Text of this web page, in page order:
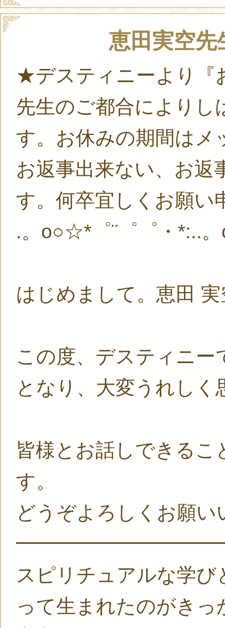
恵田実空
★デスティニーより『
先生のご都合によりし
す。お休みの期間はメ
お返事出来ない、お返
す。何卒宜しくお願い
.。o○☆*゜¨゜゜・*:..
はじめまして。恵田
この度、デスティニ
となり、大変うれしく
皆様とお話しできる
す。
どうぞよろしくお願い
スピリチュアルな学
って生まれたのがきっ